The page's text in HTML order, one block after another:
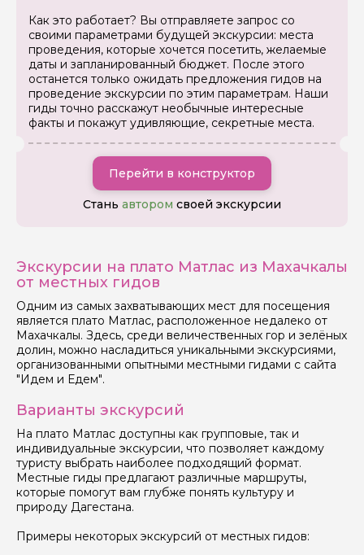
Как это работает? Вы отправляете запрос со
своими параметрами будущей экскурсии: места
проведения, которые хочется посетить, желаемые
даты и запланированный бюджет. После этого
останется только ожидать предложения гидов на
проведение экскурсии по этим параметрам. Наши
гиды точно расскажут необычные интересные
факты и покажут удивляющие, секретные места.
Перейти в конструктор
Стань автором своей экскурсии
Экскурсии на плато Матлас из Махачкалы
от местных гидов
Одним из самых захватывающих мест для посещения
является плато Матлас, расположенное недалеко от
Махачкалы. Здесь, среди величественных гор и зелёных
долин, можно насладиться уникальными экскурсиями,
организованными опытными местными гидами с сайта
"Идем и Едем".
Варианты экскурсий
На плато Матлас доступны как групповые, так и
индивидуальные экскурсии, что позволяет каждому
туристу выбрать наиболее подходящий формат.
Местные гиды предлагают различные маршруты,
которые помогут вам глубже понять культуру и
природу Дагестана.
Примеры некоторых экскурсий от местных гидов:
Задайте свой вопрос гиду
Как вас зовут